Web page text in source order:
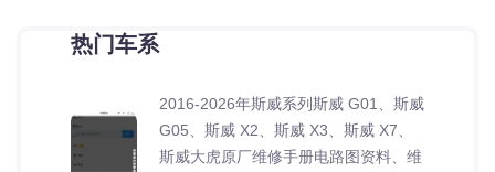
热门车系
2016-2026年斯威系列斯威 G01、斯威
G05、斯威 X2、斯威 X3、斯威 X7、
斯威大虎原厂维修手册电路图资料、维